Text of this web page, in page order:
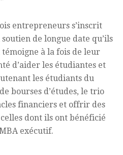
entrepreneurs s’inscrit
de longue date qu’ils
à la fois de leur
d’aider les étudiantes et
les étudiants du
bourses d’études, le trio
financiers et offrir des
dont ils ont bénéficié
exécutif.